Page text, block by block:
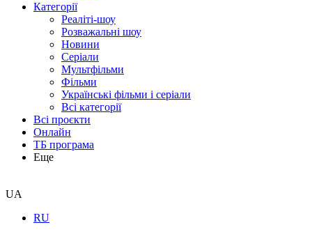
Категорії
Реаліті-шоу
Розважальні шоу
Новини
Серіали
Мультфільми
Фільми
Українські фільми і серіали
Всі категорії
Всі проєкти
Онлайн
ТБ програма
Еще
UA
RU